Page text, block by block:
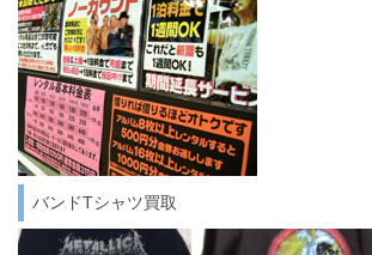
バンドTシャツ買取